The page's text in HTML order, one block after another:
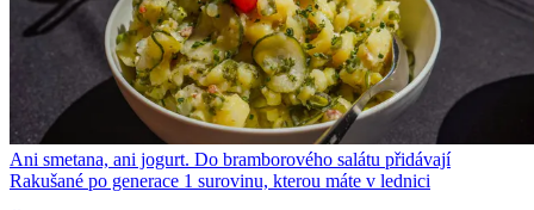
Ani smetana, ani jogurt. Do bramborového salátu přidávají
Rakušané po generace 1 surovinu, kterou máte v lednici